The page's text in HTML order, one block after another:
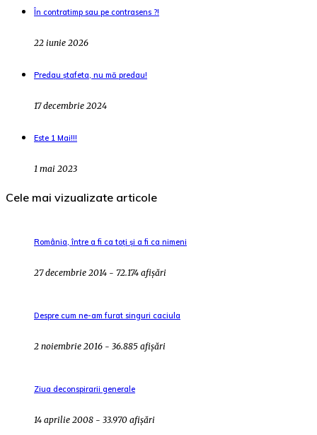
În contratimp sau pe contrasens ?!
22 iunie 2026
Predau ștafeta, nu mă predau!
17 decembrie 2024
Este 1 Mai!!!
1 mai 2023
Cele mai vizualizate articole
România, între a fi ca toți și a fi ca nimeni
27 decembrie 2014 - 72.174 afișări
Despre cum ne-am furat singuri caciula
2 noiembrie 2016 - 36.885 afișări
Ziua deconspirarii generale
14 aprilie 2008 - 33.970 afișări